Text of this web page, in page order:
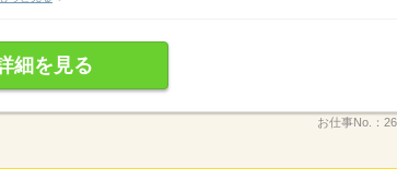
細を見る
お仕事No.：